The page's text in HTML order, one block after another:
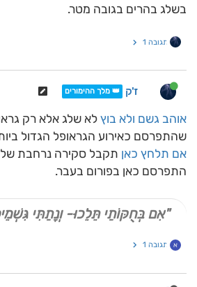
בשלג בהרים בגובה מטר.
תגובה 1
ז'ק 👑 מלך ההימורים
אוהב גשם ולא בוץ לא שלג אלא רק
שהתפרסם כאירוע הגראופל הגדול
אם תלחץ כאן תקבל סקירה נרחבת של
התפרסם כאן בפורום בעבר.
"אִם בְּחֻקּוֹתַי תֵּלֵכוּ- וְנָתַתִּי
א תגובה 1